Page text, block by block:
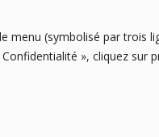
menu (symbolisé par trois
», cliquez sur